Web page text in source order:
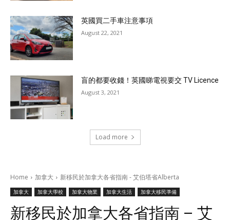
英國買二手車注意事項
August 22, 2021
盲的都要收錢！英國睇電視要交 TV Licence
August 3, 2021
Load more